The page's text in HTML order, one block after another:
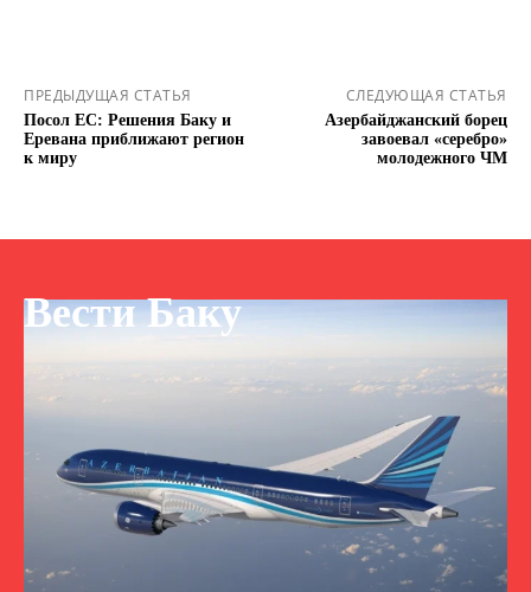
ПРЕДЫДУЩАЯ СТАТЬЯ
Посол ЕС: Решения Баку и
Еревана приближают регион
к миру
СЛЕДУЮЩАЯ СТАТЬЯ
Азербайджанский борец
завоевал «серебро»
молодежного ЧМ
Вести Баку